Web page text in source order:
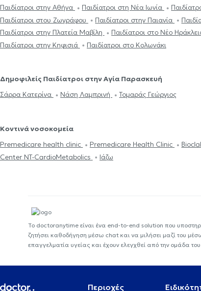
Παιδίατροι στην Αθήνα
Παιδίατροι στη Νέα Ιωνία
Παιδίατροι στου Ζωγράφου
Παιδίατροι στην Παιανία
Παιδίατροι στην Πλατεία Μαβίλη
Παιδίατροι στο Νέο
Παιδίατροι στην Κηφισιά
Παιδίατροι στο Κολωνάκι
Δημοφιλείς Παιδίατροι στην Αγία Παρασκευή
Σάρρα Κατερίνα
Νάση Λαμπρινή Τομαράς Γεώργιος
Κοντινά νοσοκομεία
Premedicare health clinic
Premedicare Health Clinic
Center NT-CardioMetabolics
Ιάζω
Το doctoranytime είναι ένα end-to-end solution που
ζητήσει καθοδήγηση μέσω chat και να μιλήσει μαζί του
επαγγελματία υγείας και έχουν ελεγχθεί από την ομάδα
Περιοχές